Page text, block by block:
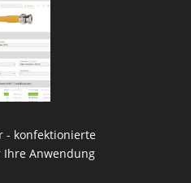
- konfektionierte
Ihre Anwendung